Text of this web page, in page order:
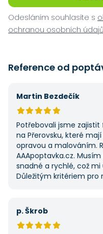
Odesláním souhlasíte s
ochranou osobních údajů
Reference od
Martin Bezdečík
Potřebovali jsme
na Přerovsku, které
opravou a malováním.
AAApoptavka.cz.
snadné a rychlé, což
Důležitým kritériem
první, ale se službou
umožnila najít rychlé
a příště jejich službu
p. Škrob